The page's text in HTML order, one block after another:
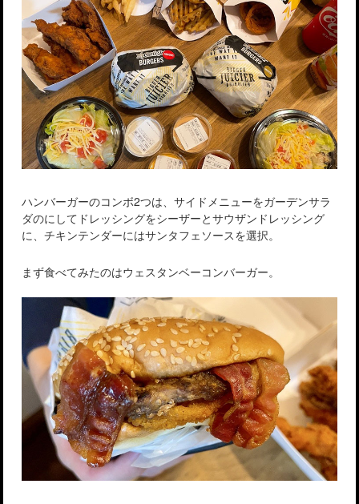
ハンバーガーのコンボ2つは、サイドメニューをガーデンサラ
ダのにしてドレッシングをシーザーとサウザンドレッシング
に、チキンテンダーにはサンタフェソースを選択。
まず食べてみたのはウェスタンベーコンバーガー。